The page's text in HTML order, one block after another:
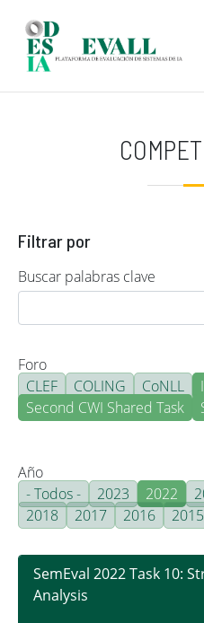
Filtrar por
Buscar palabras clave
Foro
CLEF
COLING CoNLL
Second CWI Shared Task
Año
- Todos -
2023 2022
2018
2017 2016 2015
SemEval 2022 Task 10:
Analysis